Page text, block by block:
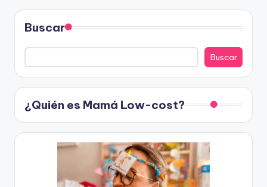
Buscar
Buscar
¿Quién es Mamá Low-cost?